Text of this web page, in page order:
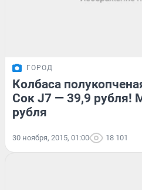
ГОРОД
Колбаса
Сок J7 — 39,9 рубля!
рубля
30 ноября, 2015, 01:00 18 101